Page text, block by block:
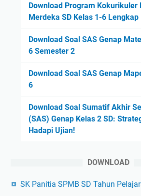
Download Program Kokurikuler
Merdeka SD Kelas 1-6 Lengkap
Download Soal SAS Genap
6 Semester 2
Download Soal SAS Genap
6
Download Soal Sumatif Akhir
(SAS) Genap Kelas 2 SD:
Hadapi Ujian!
DOWNLOAD
SK Panitia SPMB SD Tahun